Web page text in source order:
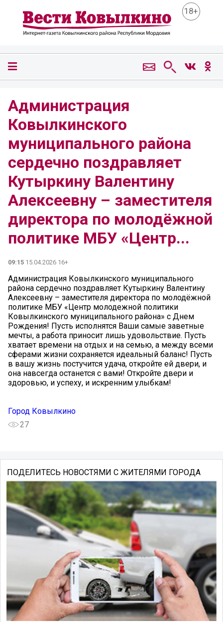
18+
Администрация
Ковылкинского
муниципального района
сердечно поздравляет
Кутыркину Валентину
Алексеевну – заместителя
директора по молодёжной
политике МБУ «Центр...
09:15 15.04.2026 16+
Администрация Ковылкинского муниципального
района сердечно поздравляет Кутыркину Валентину
Алексеевну – заместителя директора по молодёжной
политике МБУ «Центр молодежной политики
Ковылкинского муниципального района» с Днем
Рождения! Пусть исполнятся Ваши самые заветные
мечты, а работа приносит лишь удовольствие. Пусть
хватает времени на отдых и на семью, а между всеми
сферами жизни сохраняется идеальный баланс! Пусть
в вашу жизнь постучится удача, откройте ей двери, и
она навсегда останется с вами! Откройте двери и
здоровью, и успеху, и искренним улыбкам!
Город Ковылкино
27
ПОДЕЛИТЕСЬ НОВОСТЯМИ С ЖИТЕЛЯМИ ГОРОДА